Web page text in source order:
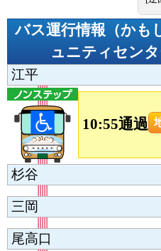
バス運行情報（かも
ュニティセン
江平
10:55通過
杉谷
三岡
尾高口